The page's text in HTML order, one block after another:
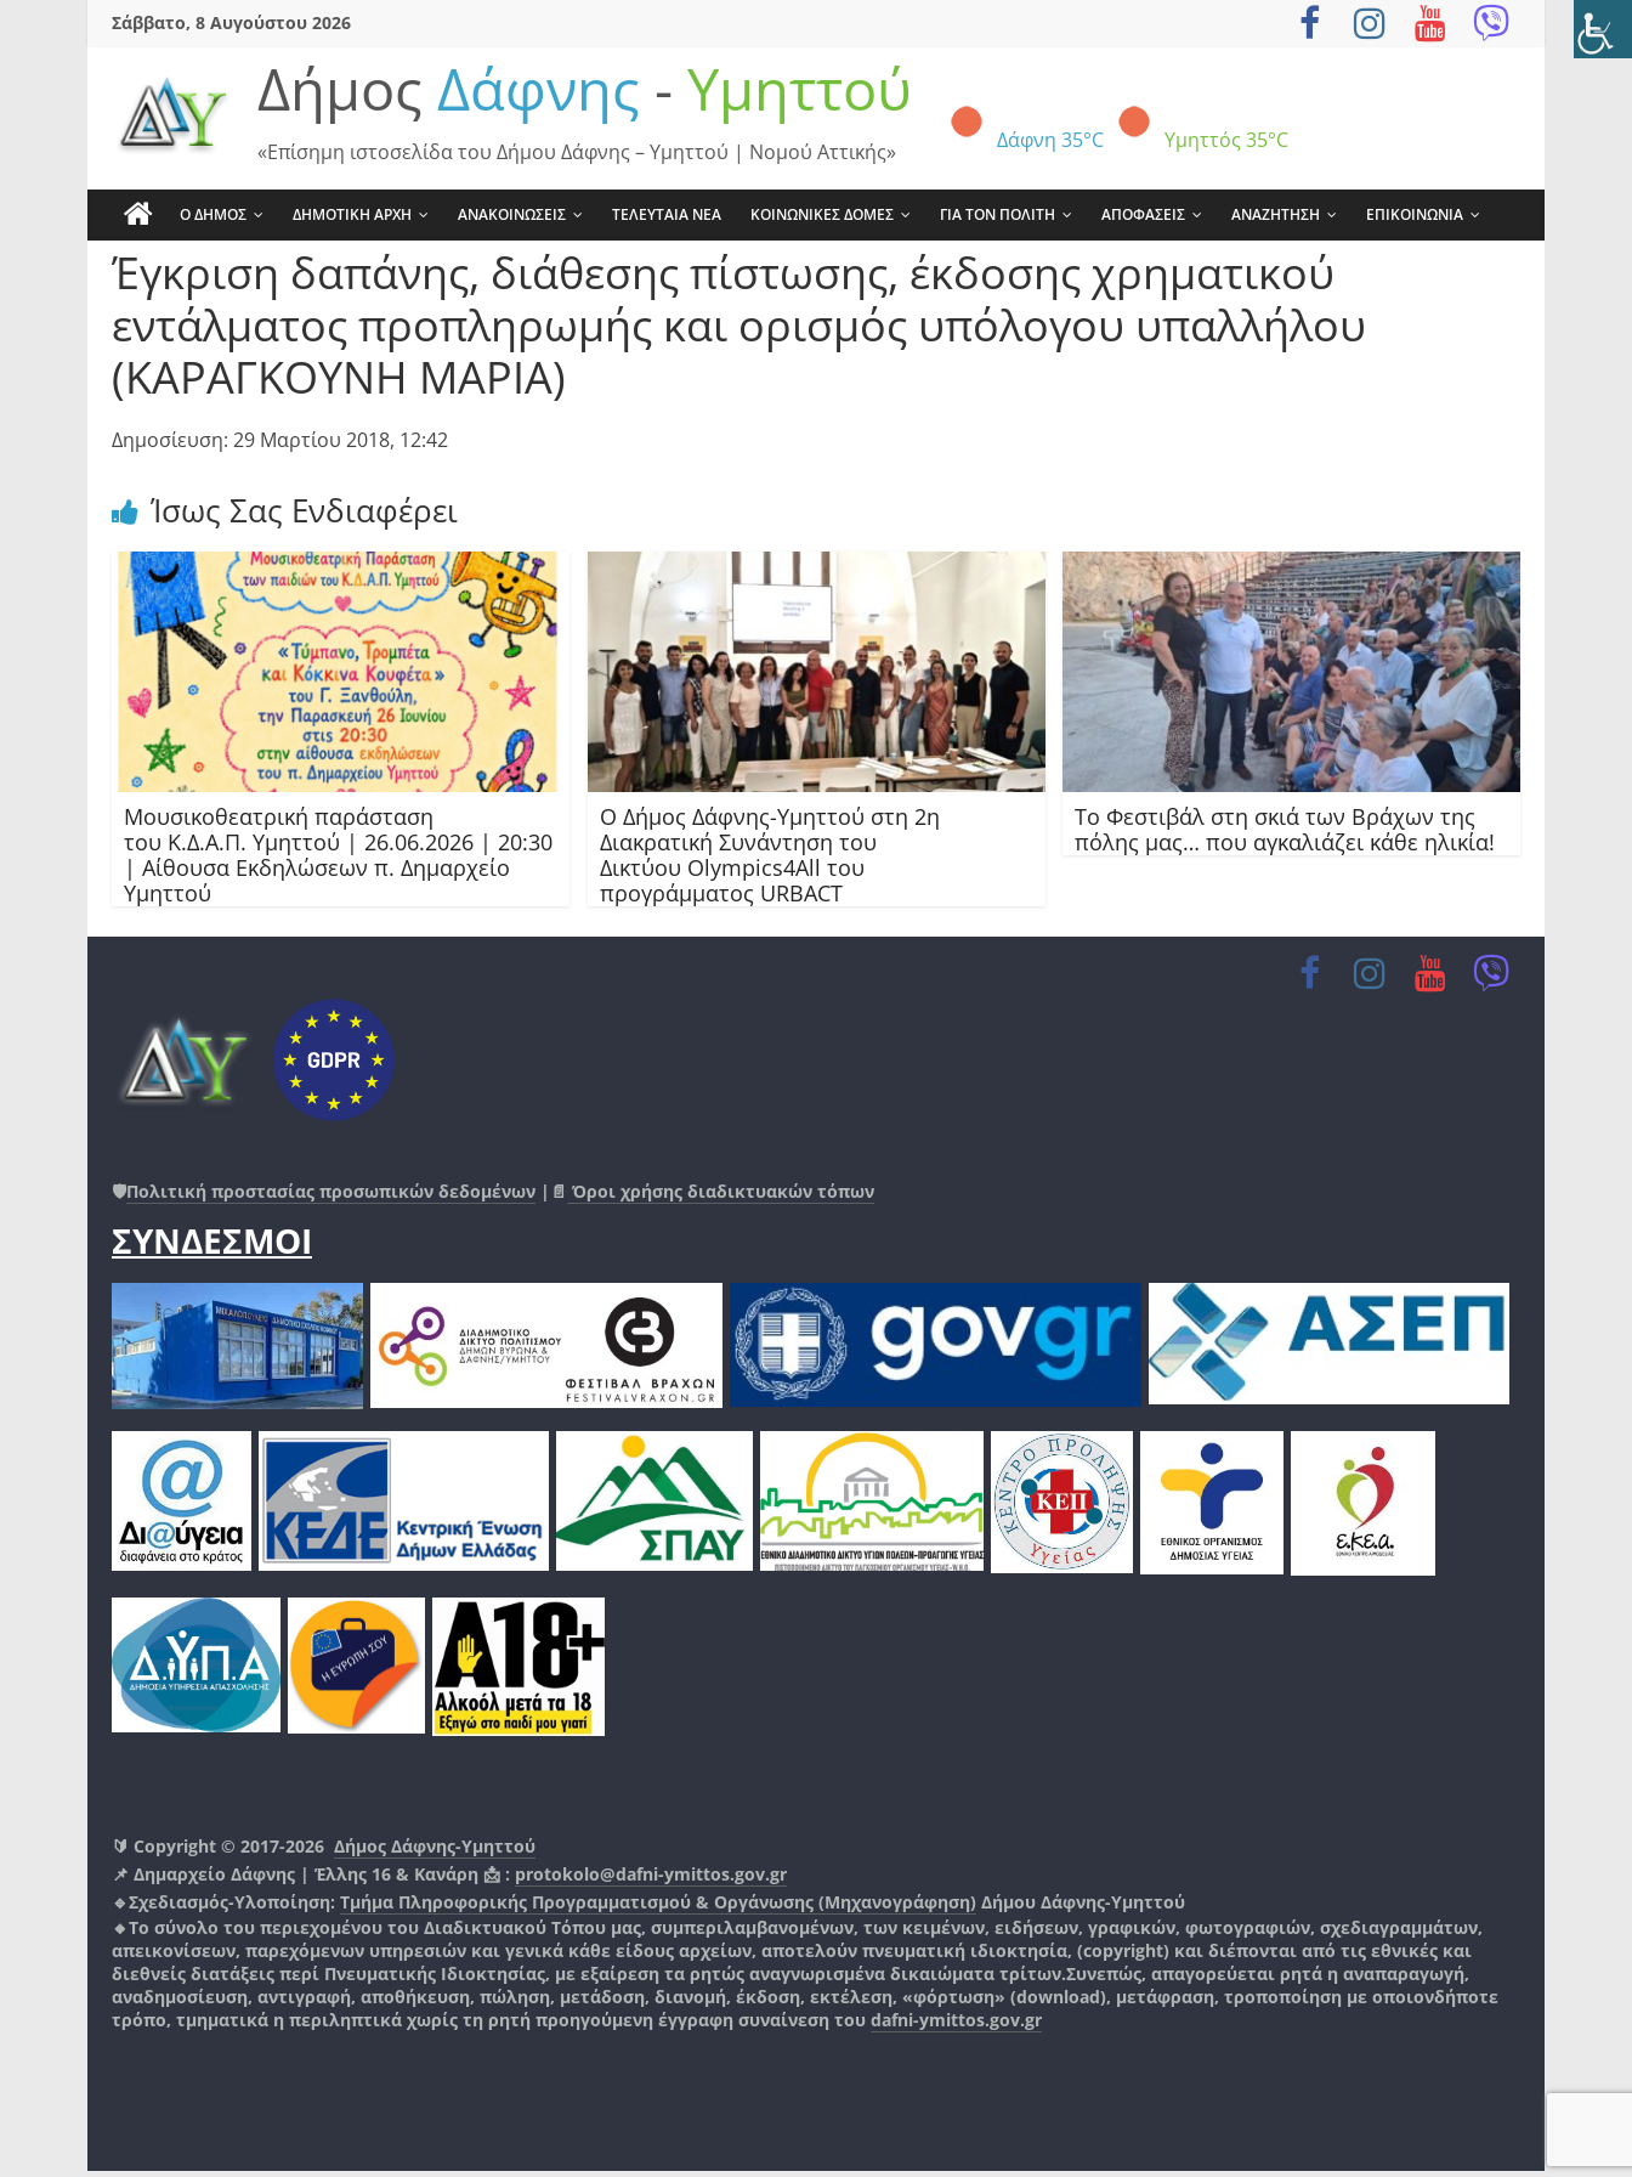
SkipΣάββατο, 8 Αυγούστου 2026
Δήμος Δάφνης - Υμηττού
Δάφνη 35°C Υμηττός 35°C
«Επίσημη ιστοσελίδα του Δήμου Δάφνης – Υμηττού | Νομού Αττικής»
Ο ΔΗΜΟΣ ΔΗΜΟΤΙΚΗ ΑΡΧΗ ΑΝΑΚΟΙΝΩΣΕΙΣ ΤΕΛΕΥΤΑΙΑ ΝΕΑ ΚΟΙΝΩΝΙΚΕΣ ΔΟΜΕΣ ΓΙΑ ΤΟΝ ΠΟΛΙΤΗ ΑΠΟΦΑΣΕΙΣ ΑΝΑΖΗΤΗΣΗ ΕΠΙΚΟΙΝΩΝΙΑ
Έγκριση δαπάνης, διάθεσης πίστωσης, έκδοσης χρηματικού
εντάλματος προπληρωμής και ορισμός υπόλογου υπαλλήλου
(ΚΑΡΑΓΚΟΥΝΗ ΜΑΡΙΑ)
Δημοσίευση: 29 Μαρτίου 2018, 12:42
Ίσως Σας Ενδιαφέρει
Μουσικοθεατρική παράσταση
του Κ.Δ.Α.Π. Υμηττού | 26.06.2026 | 20:30
| Αίθουσα Εκδηλώσεων π. Δημαρχείο
Υμηττού
Ο Δήμος Δάφνης-Υμηττού στη 2η
Διακρατική Συνάντηση του
Δικτύου Olympics4All του
προγράμματος URBACT
Το Φεστιβάλ στη σκιά των Βράχων της
πόλης μας… που αγκαλιάζει κάθε ηλικία!
🛡️Πολιτική προστασίας προσωπικών δεδομένων |📄 Όροι χρήσης διαδικτυακών τόπων
ΣΥΝΔΕΣΜΟΙ
🔰 Copyright © 2017-2026 Δήμος Δάφνης-Υμηττού
📌 Δημαρχείο Δάφνης | Έλλης 16 & Κανάρη 📩 : protokolo@dafni-ymittos.gov.gr
🔹Σχεδιασμός-Υλοποίηση: Τμήμα Πληροφορικής Προγραμματισμού & Οργάνωσης (Μηχανογράφηση) Δήμου Δάφνης-Υμηττού
🔸Το σύνολο του περιεχομένου του Διαδικτυακού Τόπου μας, συμπεριλαμβανομένων, των κειμένων, ειδήσεων, γραφικών, φωτογραφιών, σχεδιαγραμμάτων,
απεικονίσεων, παρεχόμενων υπηρεσιών και γενικά κάθε είδους αρχείων, αποτελούν πνευματική ιδιοκτησία, (copyright) και διέπονται από τις εθνικές και
διεθνείς διατάξεις περί Πνευματικής Ιδιοκτησίας, με εξαίρεση τα ρητώς αναγνωρισμένα δικαιώματα τρίτων.Συνεπώς, απαγορεύεται ρητά η αναπαραγωγή,
αναδημοσίευση, αντιγραφή, αποθήκευση, πώληση, μετάδοση, διανομή, έκδοση, εκτέλεση, «φόρτωση» (download), μετάφραση, τροποποίηση με οποιονδήποτε
τρόπο, τμηματικά η περιληπτικά χωρίς τη ρητή προηγούμενη έγγραφη συναίνεση του dafni-ymittos.gov.gr